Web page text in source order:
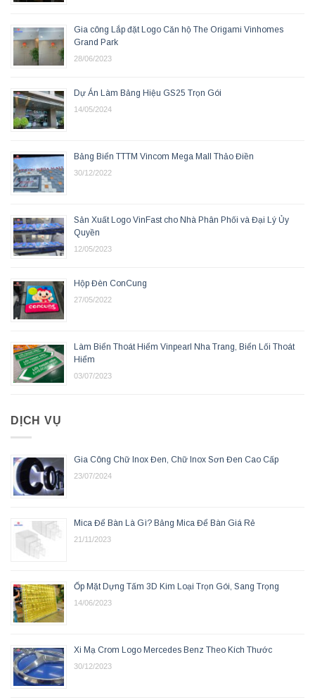
Gia công Lắp đặt Logo Căn hộ The Origami Vinhomes
Grand Park
28/06/2023
Dự Án Làm Bảng Hiệu GS25 Trọn Gói
14/05/2024
Bảng Biển TTTM Vincom Mega Mall Thảo Điền
30/12/2022
Sản Xuất Logo VinFast cho Nhà Phân Phối và Đại Lý Ủy
Quyền
12/05/2023
Hộp Đèn ConCung
27/05/2022
Làm Biển Thoát Hiểm Vinpearl Nha Trang, Biển Lối Thoát
Hiểm
03/07/2023
DỊCH VỤ
Gia Công Chữ Inox Đen, Chữ Inox Sơn Đen Cao Cấp
23/07/2024
Mica Để Bàn Là Gì? Bảng Mica Để Bàn Giá Rẻ
21/11/2023
Ốp Mặt Dựng Tấm 3D Kim Loại Trọn Gói, Sang Trọng
14/06/2023
Xi Mạ Crom Logo Mercedes Benz Theo Kích Thước
30/12/2023